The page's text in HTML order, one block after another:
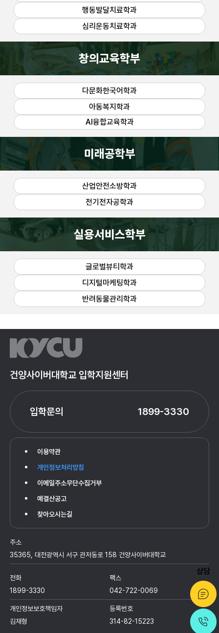
행동발달치료학과
심리운동치료학과
창의교육학부
다문화한국어학과
아동복지학과
AI융합교육학과
미래공학부
산업안전소방학과
전기전자공학과
실용서비스학부
글로벌뷰티학과
디지털마케팅학과
반려동물관리학과
건양사이버대학교 입학지원센터
입학문의 1899-3330
이용약관
개인정보처리방침
이메일주소무단수집거부
예결산공고
찾아오시는길
주소
35365, 대전광역시 서구 관저동로 158 건양사이버대학교
전화
1899-3330
팩스
042-722-0069
개인정보보호책임자
김재형
등록번호
314-82-15223
상담